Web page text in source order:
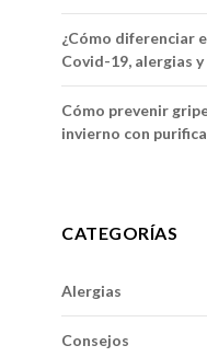
¿Cómo diferenciar
Covid-19, alergias
Cómo prevenir
invierno con
CATEGORÍAS
Alergias
Consejos